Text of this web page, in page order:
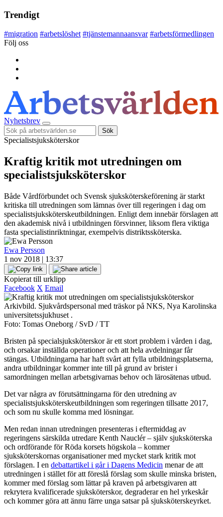
Trendigt
#migration #arbetslöshet #tjänstemannaansvar #arbetsförmedlingen
Följ oss
Nyhetsbrev
Sök
Specialistsjuksköterskor
Kraftig kritik mot utredningen om
specialistsjuksköterskor
Både Vårdförbundet och Svensk sjuksköterskeförening är starkt
kritiska till utredningen som lämnas över till regeringen i dag om
specialistsjuksköterskeutbildningen. Enligt dem innebär förslagen att
den akademisk nivå i utbildningen försvinner, liksom flera viktiga
fasta specialistinriktningar, exempelvis distriktssköterska.
Ewa Persson
1 nov 2018 | 13:37
Kopierat till urklipp
Facebook X Email
Arkivbild. Sjukvårdspersonal med träskor på NKS, Nya Karolinska
universitetssjukhuset .
Foto: Tomas Oneborg / SvD / TT
Bristen på specialsjuksköterskor är ett stort problem i vården i dag,
och orsakar inställda operationer och att hela avdelningar får
stängas. Utbildningarna har haft svårt att fylla utbildningsplatserna,
andra utbildningar kommer inte till på grund av brister i
samordningen mellan arbetsgivarnas behov och lärosätenas utbud.
Det var några av förutsättningarna för den utredning av
specialistsjuksköterskeutbildningen som regeringen tillsatte 2017,
och som nu skulle komma med lösningar.
Men redan innan utredningen presenteras i eftermiddag av
regeringens särskilda utredare Kenth Nauclér – själv sjuksköterska
och ordförande för Röda korsets högskola – kommer
sjuksköterskornas organisationer med mycket stark kritik mot
förslagen. I en debattartikel i går i Dagens Medicin menar de att
utredningen i stället för att föreslå förslag som skulle minska bristen,
kommer med förslag som lättar på kraven på arbetsgivaren att
rekrytera kvalificerade sjuksköterskor, degraderar en hel yrkeskår
och kommer göra att ännu färre unga satsar på sjuksköterskeyrket.